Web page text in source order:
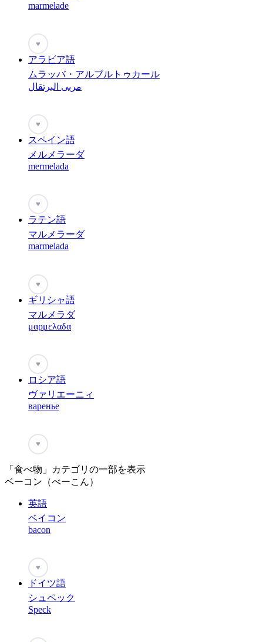
marmelade
♥
アラビア語
ムラッバ・アルブルトゥカール
مربى البرتقال
♥
スペイン語
メルメラーダ
mermelada
♥
ラテン語
マルメラーダ
marmelada
♥
ギリシャ語
マルメラダ
μαρμελαδα
♥
ロシア語
ヴァリエーニィ
варенье
♥
「食べ物」カテゴリの一部を表示
ベーコン（べーこん）
英語
ベイコン
bacon
♥
ドイツ語
シュペック
Speck